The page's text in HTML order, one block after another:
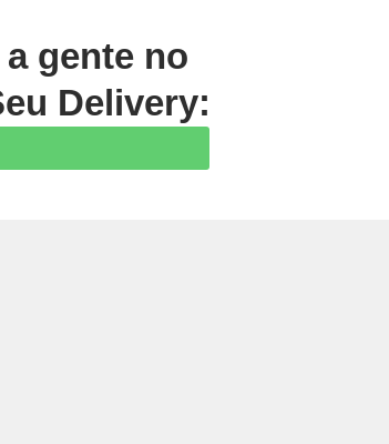
gente no
Delivery: